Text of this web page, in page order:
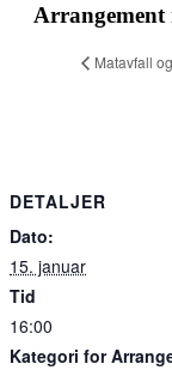
Arrangement
Matavfall
DETALJER
Dato:
15. januar
Tid
16:00
Kategori for